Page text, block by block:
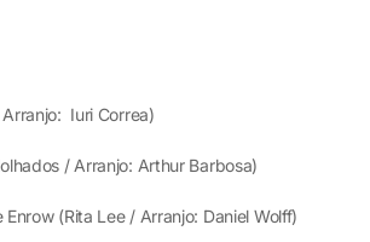
Iuri Correa)
/ Arranjo: Arthur Barbosa)
Enrow (Rita Lee / Arranjo: Daniel Wolff)